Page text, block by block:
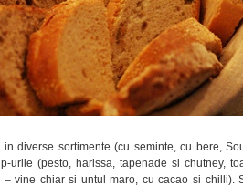
diverse sortimente (cu seminte, cu bere,
urile (pesto, harissa, tapenade si chutney,
– vine chiar si untul maro, cu cacao si chilli).